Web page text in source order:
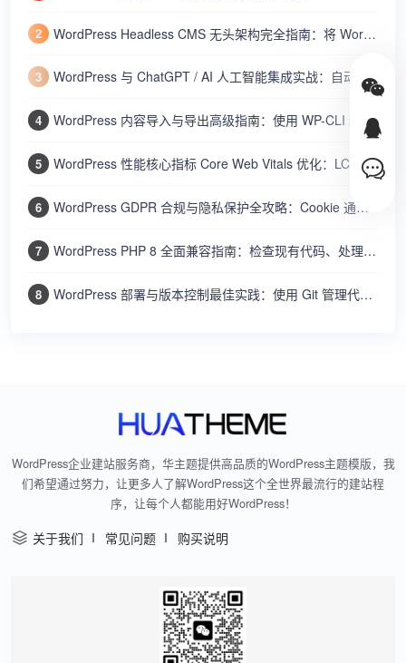
2 WordPress Headless CMS 无头架构完全指南：将 WordPress 作为内容 API 结合 Next.js/Nuxt 构建网站
3 WordPress 与 ChatGPT / AI 人工智能集成实战：自动生成文章摘要、SEO 标题和智能客服机器人
4 WordPress 内容导入与导出高级指南：使用 WP-CLI 和内置工具批量迁移文章、用户和设置
5 WordPress 性能核心指标 Core Web Vitals 优化：LCP、FID、CLS 的测量与改进方法
6 WordPress GDPR 合规与隐私保护全攻略：Cookie 通知、数据导出、隐私政策、用户数据删除
7 WordPress PHP 8 全面兼容指南：检查现有代码、处理废弃函数、提升性能和安全
8 WordPress 部署与版本控制最佳实践：使用 Git 管理代码、Composer 管理依赖、自动部署上线
WordPress企业建站服务商，华主题提供高品质的WordPress主题模版，我
们希望通过努力，让更多人了解WordPress这个全世界最流行的建站程
序，让每个人都能用好WordPress！
关于我们 常见问题 购买说明